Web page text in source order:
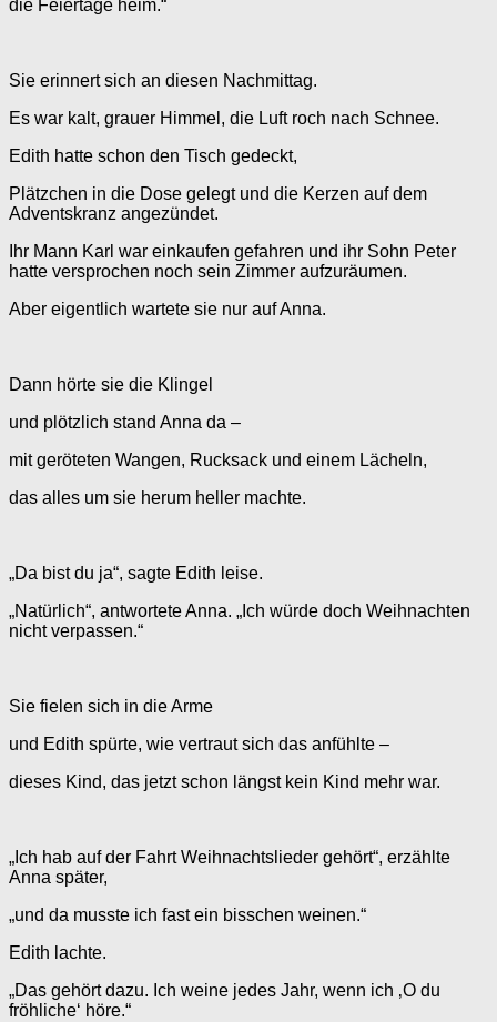
die Feiertage heim.“
Sie erinnert sich an diesen Nachmittag.
Es war kalt, grauer Himmel, die Luft roch nach Schnee.
Edith hatte schon den Tisch gedeckt,
Plätzchen in die Dose gelegt und die Kerzen auf dem
Adventskranz angezündet.
Ihr Mann Karl war einkaufen gefahren und ihr Sohn Peter
hatte versprochen noch sein Zimmer aufzuräumen.
Aber eigentlich wartete sie nur auf Anna.
Dann hörte sie die Klingel
und plötzlich stand Anna da –
mit geröteten Wangen, Rucksack und einem Lächeln,
das alles um sie herum heller machte.
„Da bist du ja“, sagte Edith leise.
„Natürlich“, antwortete Anna. „Ich würde doch Weihnachten
nicht verpassen.“
Sie fielen sich in die Arme
und Edith spürte, wie vertraut sich das anfühlte –
dieses Kind, das jetzt schon längst kein Kind mehr war.
„Ich hab auf der Fahrt Weihnachtslieder gehört“, erzählte
Anna später,
„und da musste ich fast ein bisschen weinen.“
Edith lachte.
„Das gehört dazu. Ich weine jedes Jahr, wenn ich ‚O du
fröhliche‘ höre.“